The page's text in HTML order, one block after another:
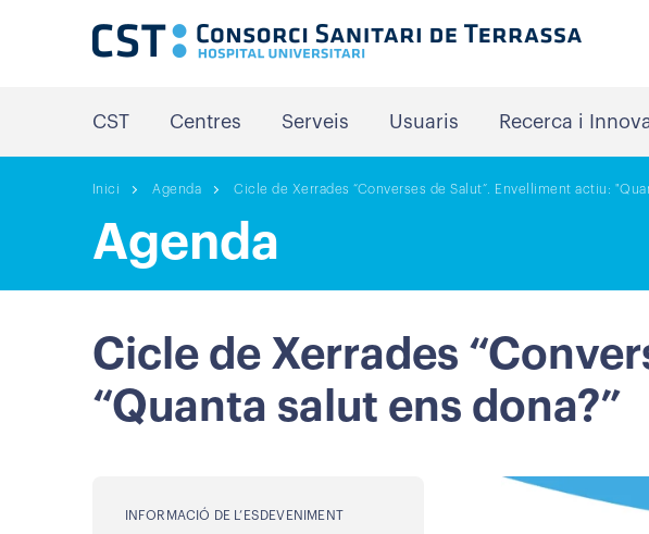
CST Centres Serveis Usuaris Recerca i
Inici Agenda Cicle de Xerrades “Converses de Salut”. Envelliment actiu:
Agenda
Cicle de Xerrades
“Quanta salut ens dona?”
INFORMACIÓ DE L’ESDEVENIMENT